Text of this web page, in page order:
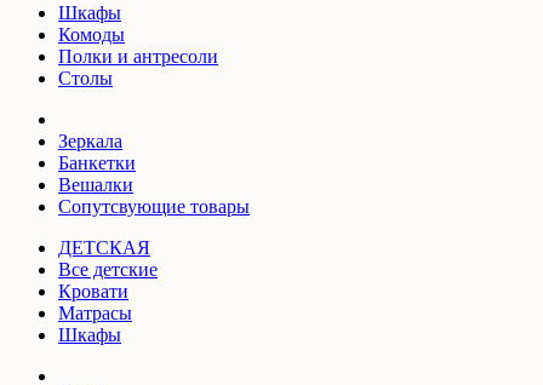
Шкафы
Комоды
Полки и антресоли
Столы
Зеркала
Банкетки
Вешалки
Сопутсвующие товары
ДЕТСКАЯ
Все детские
Кровати
Матрасы
Шкафы